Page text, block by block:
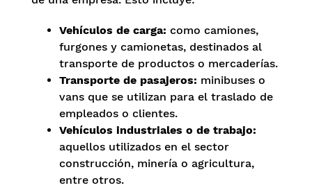
Vehículos de carga: como camiones,
furgones y camionetas, destinados al
transporte de productos o mercaderías.
Transporte de pasajeros: minibuses o
vans que se utilizan para el traslado de
empleados o clientes.
Vehículos industriales o de trabajo:
aquellos utilizados en el sector
construcción, minería o agricultura,
entre otros.